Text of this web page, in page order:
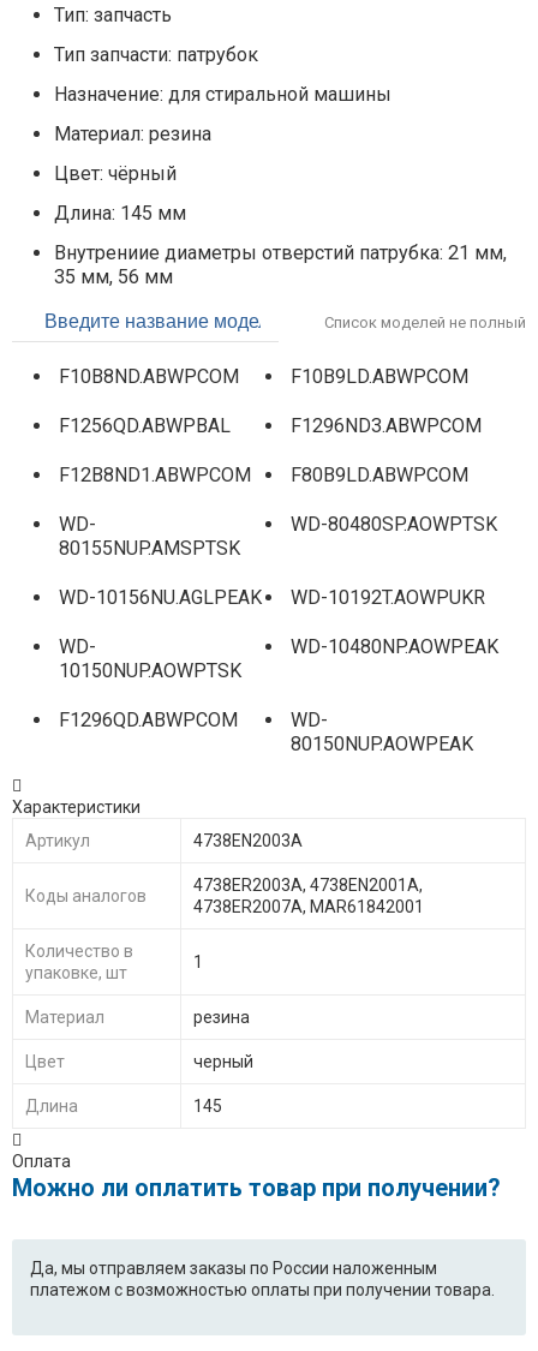
Тип: запчасть
Тип запчасти: патрубок
Назначение: для стиральной машины
Материал: резина
Цвет: чёрный
Длина: 145 мм
Внутрениие диаметры отверстий патрубка: 21 мм,
35 мм, 56 мм
Список моделей не полный
F10B8ND.ABWPCOM F10B9LD.ABWPCOM
F1256QD.ABWPBAL F1296ND3.ABWPCOM
F12B8ND1.ABWPCOM F80B9LD.ABWPCOM
WD-
80155NUP.AMSPTSK
WD-80480SP.AOWPTSK
WD-10156NU.AGLPEAK WD-10192T.AOWPUKR
WD-
10150NUP.AOWPTSK
WD-10480NP.AOWPEAK
F1296QD.ABWPCOM
WD-
80150NUP.AOWPEAK
80157NUP.ABUPEAK
10150SUP.AOWPEAK
F1021SDP.ABWPEAK
WD-
WD-10490NP.AOWPEAK
WD-
80150SUP.AOWPBAL
10160NUP.AOWPTSK
WD-80132SU.AOWPKZH
Характеристики
Артикул
4738EN2003A
Коды аналогов
4738ER2003A, 4738EN2001A,
4738ER2007A, MAR61842001
Количество в
упаковке, шт
1
Материал резина
Цвет черный
Длина 145
Оплата
Можно ли оплатить товар при получении?
Да, мы отправляем заказы по России наложенным
платежом с возможностью оплаты при получении товара.